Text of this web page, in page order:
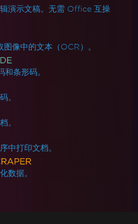
演示文稿。无需 Office 互操
图像中的文本（OCR）。
条形码。
。
。
中打印文档。
数据。